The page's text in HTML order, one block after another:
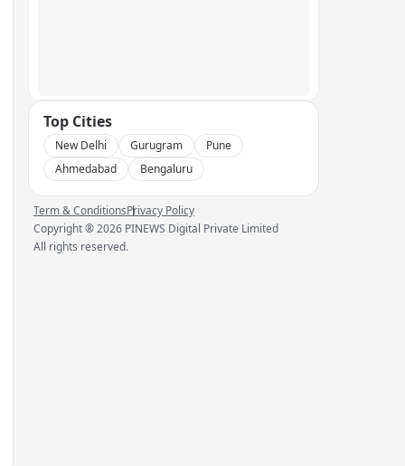
Top Cities
New Delhi Gurugram
Pune
Ahmedabad
Bengaluru
Term & ConditionsPrivacy Policy
Copyright ®2026 PINEWS Digital Private Limited
All rights reserved.